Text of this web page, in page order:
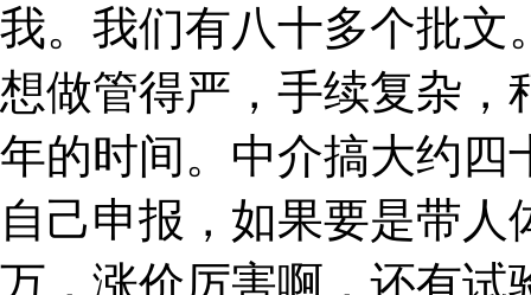
我。我们有八十多个批文
想做管得严，手续复杂，
年的时间。中介搞大约四
自己申报，如果要是带
万，涨价厉害啊，还有试